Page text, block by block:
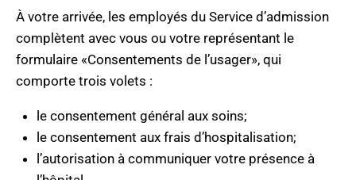
À votre arrivée, les employés du Service d’admission
complètent avec vous ou votre représentant le
formulaire «Consentements de l’usager», qui
comporte trois volets :
le consentement général aux soins;
le consentement aux frais d’hospitalisation;
l’autorisation à communiquer votre présence à